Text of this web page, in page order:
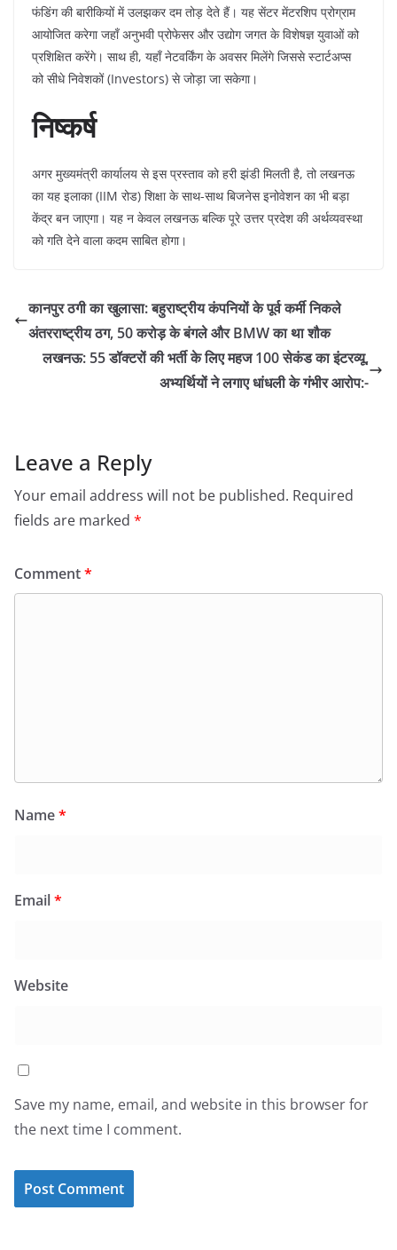
फंडिंग की बारीकियों में उलझकर दम तोड़ देते हैं। यह सेंटर मेंटरशिप प्रोग्राम
आयोजित करेगा जहाँ अनुभवी प्रोफेसर और उद्योग जगत के विशेषज्ञ युवाओं को
प्रशिक्षित करेंगे। साथ ही, यहाँ नेटवर्किंग के अवसर मिलेंगे जिससे स्टार्टअप्स
को सीधे निवेशकों (Investors) से जोड़ा जा सकेगा।
निष्कर्ष
​अगर मुख्यमंत्री कार्यालय से इस प्रस्ताव को हरी झंडी मिलती है, तो लखनऊ
का यह इलाका (IIM रोड) शिक्षा के साथ-साथ बिजनेस इनोवेशन का भी बड़ा
केंद्र बन जाएगा। यह न केवल लखनऊ बल्कि पूरे उत्तर प्रदेश की अर्थव्यवस्था
को गति देने वाला कदम साबित होगा।
​कानपुर ठगी का खुलासा: बहुराष्ट्रीय कंपनियों के पूर्व कर्मी निकले
अंतरराष्ट्रीय ठग, 50 करोड़ के बंगले और BMW का था शौक
​लखनऊ: 55 डॉक्टरों की भर्ती के लिए महज 100 सेकंड का इंटरव्यू,
अभ्यर्थियों ने लगाए धांधली के गंभीर आरोप:-
Leave a Reply
Your email address will not be published. Required
fields are marked *
Comment*
Name*
Email*
Website
Save my name, email, and website in this browser for
the next time I comment.